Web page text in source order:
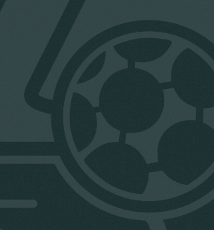
Контакты
Антидопинг